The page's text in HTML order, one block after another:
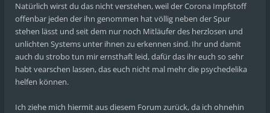
Natürlich wirst du das nicht verstehen, weil der Corona Impfstoff
offenbar jeden der ihn genommen hat völlig neben der Spur
stehen lässt und seit dem nur noch Mitläufer des herzlosen und
unlichten Systems unter ihnen zu erkennen sind. Ihr und damit
auch du strobo tun mir ernsthaft leid, dafür das ihr euch so sehr
habt vearschen lassen, das euch nicht mal mehr die psychedelika
helfen können.
Ich ziehe mich hiermit aus diesem Forum zurück, da ich ohnehin